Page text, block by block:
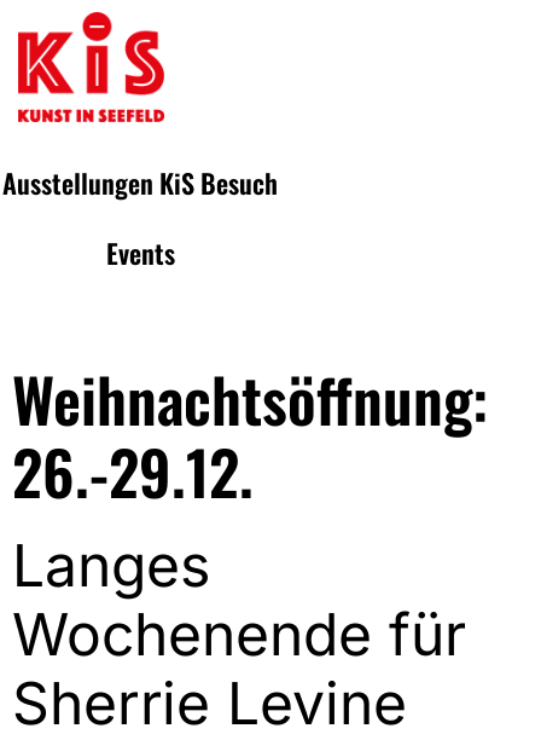
Ausstellungen KiSBesuch
Events
Weihnachtsöffnung:
26.-29.12.
Langes
Wochenende für
Sherrie Levine